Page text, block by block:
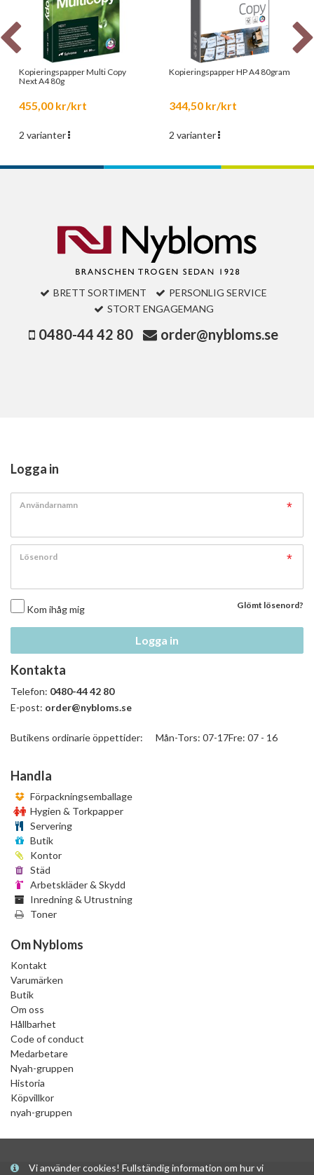
Vi använder cookies! Fullständig information om hur vi
Kopieringspapper Multi Copy
Next A4 80g
455,00 kr/krt
2 varianter
Kopieringspapper HP A4 80gram
344,50 kr/krt
2 varianter
BRETT SORTIMENT
PERSONLIG SERVICE
STORT ENGAGEMANG
0480-44 42 80 order@nybloms.se
Logga in
Användarnamn
Lösenord
Kom ihåg mig Glömt lösenord?
Logga in
Kontakta
Telefon: 0480-44 42 80
E-post: order@nybloms.se
Butikens ordinarie öppettider: Mån-Tors: 07-17Fre: 07 - 16
Handla
Förpackningsemballage
Hygien & Torkpapper
Servering
Butik
Kontor
Städ
Arbetskläder & Skydd
Inredning & Utrustning
Toner
Om Nybloms
Kontakt
Varumärken
Butik
Om oss
Hållbarhet
Code of conduct
Medarbetare
Nyah-gruppen
Historia
Köpvillkor
nyah-gruppen